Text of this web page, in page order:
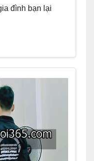
đình bạn lại